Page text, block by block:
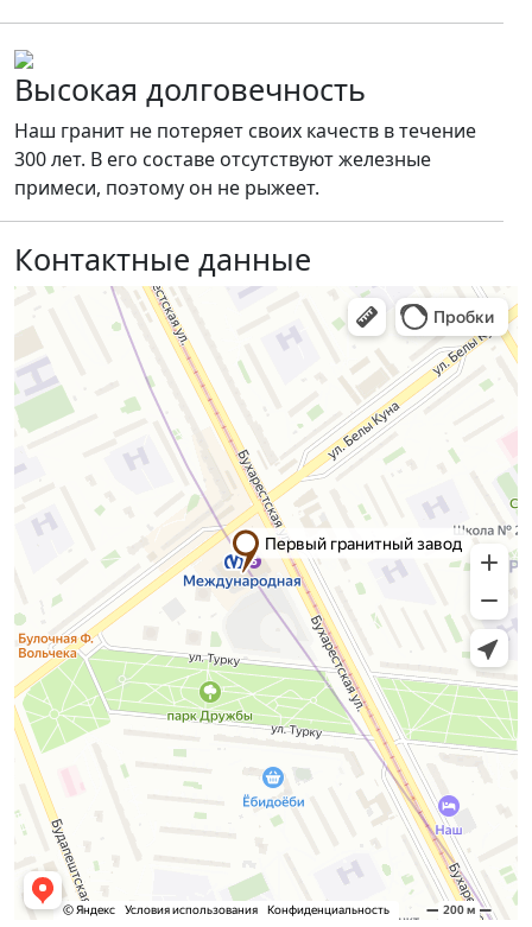
Высокая долговечность
Наш гранит не потеряет своих качеств в течение
300 лет. В его составе отсутствуют железные
примеси, поэтому он не рыжеет.
Контактные данные